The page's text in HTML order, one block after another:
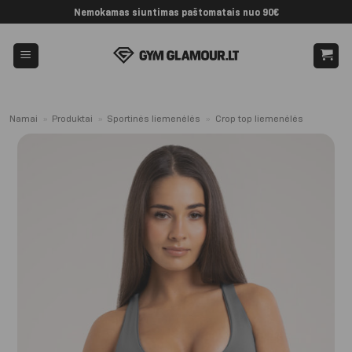
to
content
Nemokamas siuntimas paštomatais nuo 90€
Namai » Produktai » Sportinės liemenėlės » Crop top liemenėlės